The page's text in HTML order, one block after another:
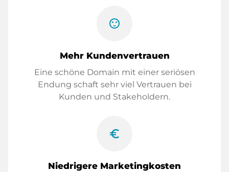
sentiment_satisfied
Mehr Kundenvertrauen
Eine schöne Domain mit einer seriösen
Endung schaft sehr viel Vertrauen bei
Kunden und Stakeholdern.
euro_symbol
Niedrigere Marketingkosten